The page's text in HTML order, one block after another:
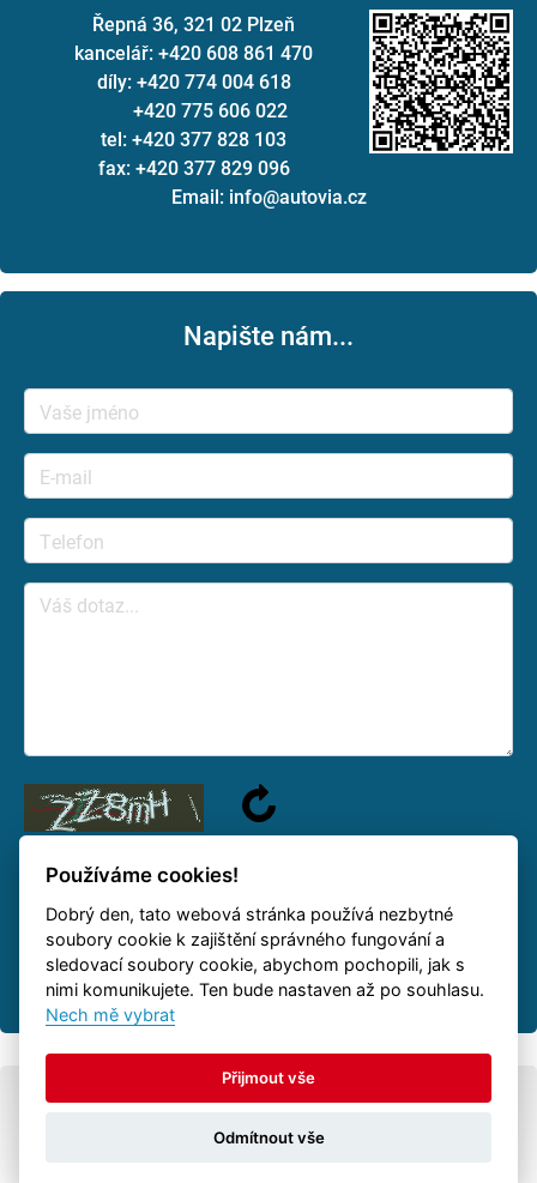
Řepná 36, 321 02 Plzeň
kancelář: +420 608 861 470
díly: +420 774 004 618
+420 775 606 022
tel: +420 377 828 103
fax: +420 377 829 096
Email: info@autovia.cz
Napište nám...
Na váš dotaz odpovíme jakmile to bude možné.
© Všechna práva vyhrazenaAutovia.cz-přívěsy
Používáme cookies!
Dobrý den, tato webová stránka používá nezbytné
soubory cookie k zajištění správného fungování a
sledovací soubory cookie, abychom pochopili, jak s
nimi komunikujete. Ten bude nastaven až po souhlasu.
Nech mě vybrat
Přijmout vše
Odmítnout vše